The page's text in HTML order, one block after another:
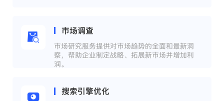
市场调查
市场研究服务提供对市场趋势的全面和最新洞
察，帮助企业制定战略、拓展新市场并增加利
润。
搜索引擎优化